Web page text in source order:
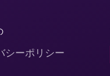
シーポリシー